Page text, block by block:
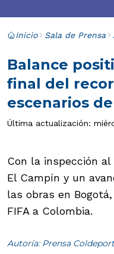
Inicio Sala de Prensa
Balance
final del
escenarios
Última actualización:
Con la inspección
El Campín y un
las obras en
FIFA a Colombia.
Autoría: Prensa